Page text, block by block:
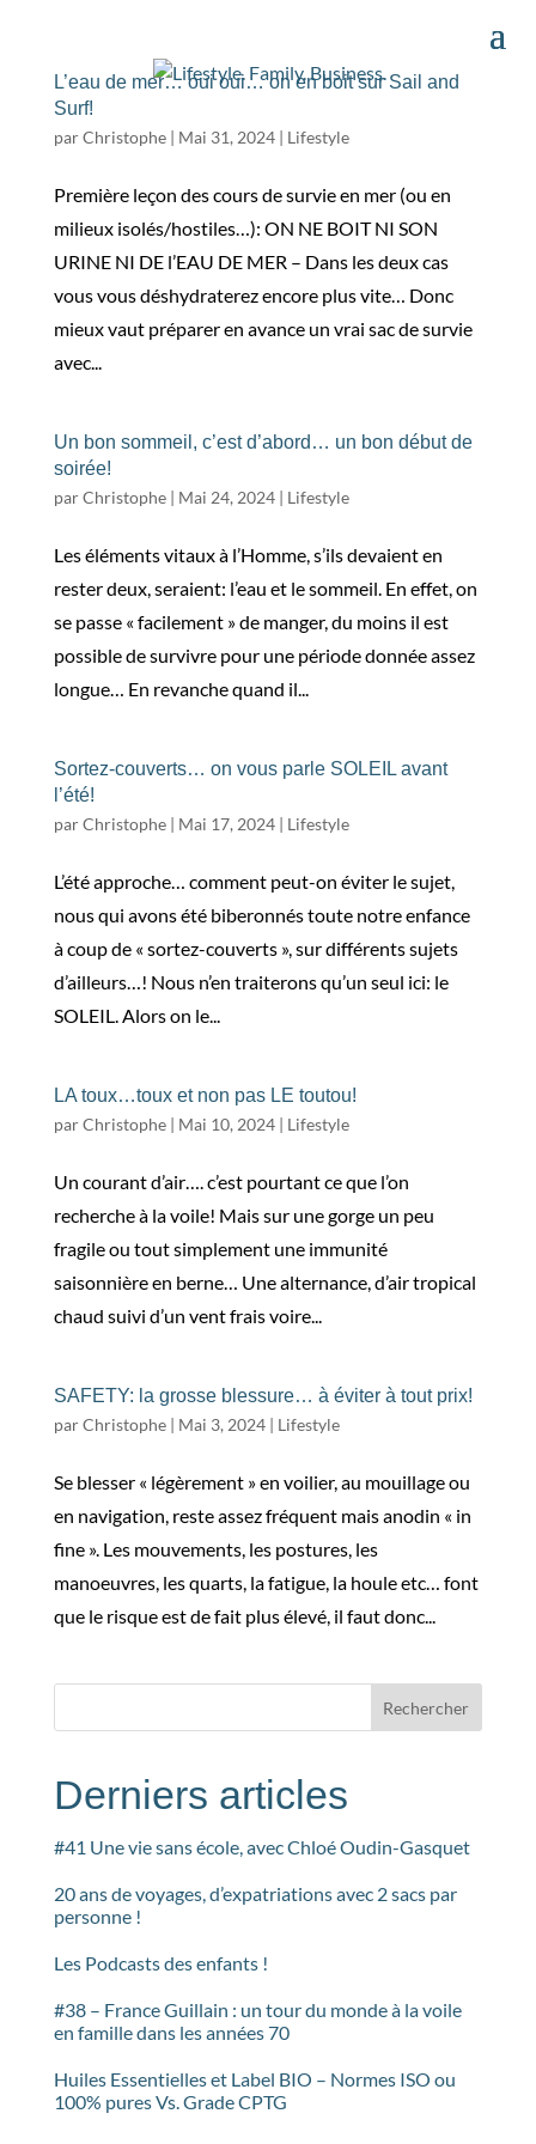
L’eau de mer… oui oui… on en boit sur Sail and
Surf!
parChristophe| Mai 31, 2024| Lifestyle
Première leçon des cours de survie en mer (ou en
milieux isolés/hostiles…): ON NE BOIT NI SON
URINE NI DE l’EAU DE MER – Dans les deux cas
vous vous déshydraterez encore plus vite… Donc
mieux vaut préparer en avance un vrai sac de survie
avec...
Un bon sommeil, c’est d’abord… un bon début de
soirée!
parChristophe| Mai 24, 2024| Lifestyle
Les éléments vitaux à l’Homme, s’ils devaient en
rester deux, seraient: l’eau et le sommeil. En effet, on
se passe « facilement » de manger, du moins il est
possible de survivre pour une période donnée assez
longue… En revanche quand il...
Sortez-couverts… on vous parle SOLEIL avant
l’été!
parChristophe| Mai 17, 2024| Lifestyle
L’été approche… comment peut-on éviter le sujet,
nous qui avons été biberonnés toute notre enfance
à coup de « sortez-couverts », sur différents sujets
d’ailleurs…! Nous n’en traiterons qu’un seul ici: le
SOLEIL. Alors on le...
LA toux…toux et non pas LE toutou!
parChristophe| Mai 10, 2024| Lifestyle
Un courant d’air…. c’est pourtant ce que l’on
recherche à la voile! Mais sur une gorge un peu
fragile ou tout simplement une immunité
saisonnière en berne… Une alternance, d’air tropical
chaud suivi d’un vent frais voire...
SAFETY: la grosse blessure… à éviter à tout prix!
parChristophe| Mai 3, 2024| Lifestyle
Se blesser « légèrement » en voilier, au mouillage ou
en navigation, reste assez fréquent mais anodin « in
fine ». Les mouvements, les postures, les
manoeuvres, les quarts, la fatigue, la houle etc… font
que le risque est de fait plus élevé, il faut donc...
Rechercher
Derniers articles
#41 Une vie sans école, avec Chloé Oudin-Gasquet
20 ans de voyages, d’expatriations avec 2 sacs par
personne !
Les Podcasts des enfants !
#38 – France Guillain : un tour du monde à la voile
en famille dans les années 70
Huiles Essentielles et Label BIO – Normes ISO ou
100% pures Vs. Grade CPTG